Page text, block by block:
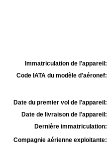
Immatriculation de l'appareil:
Code IATA du modèle d'aéronef:
Date du premier vol de l'appareil:
Date de livraison de l'appareil:
Dernière immatriculation:
Compagnie aérienne exploitante: